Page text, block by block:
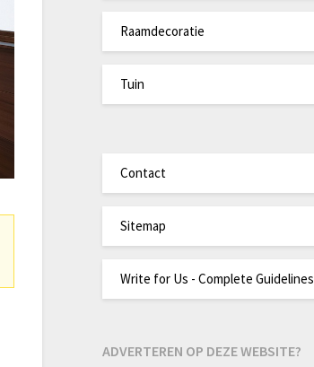
Raamdecoratie
Tuin
Contact
Sitemap
Write for Us - Complete Guidelines
ADVERTEREN OP DEZE WEBSITE?